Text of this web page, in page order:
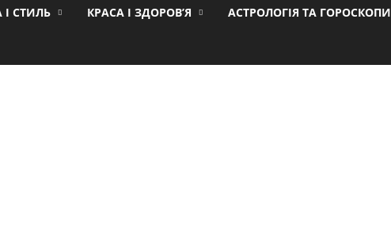
СТИЛЬ КРАСА І ЗДОРОВ’Я АСТРОЛОГІЯ ТА ГОРОСКОПИ